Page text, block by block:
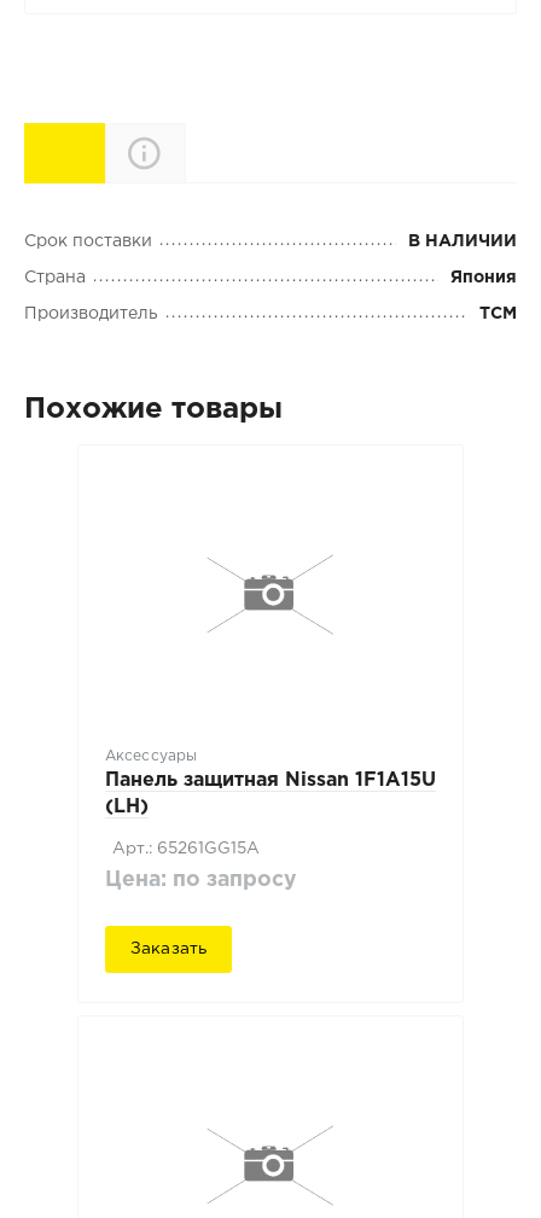
Характеристики
Срок поставки В НАЛИЧИИ
Страна Япония
Производитель TCM
Похожие товары
Аксессуары
Панель защитная Nissan 1F1A15U
(LH)
Арт.: 65261GG15A
Цена: по запросу
Заказать